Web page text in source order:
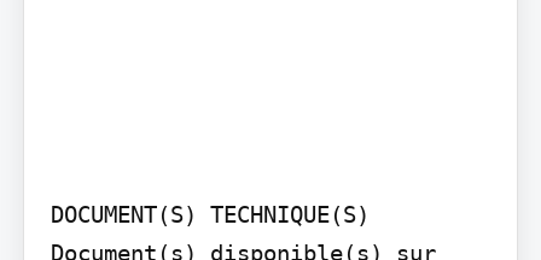
DOCUMENT(S) TECHNIQUE(S)
Document(s) disponible(s) sur